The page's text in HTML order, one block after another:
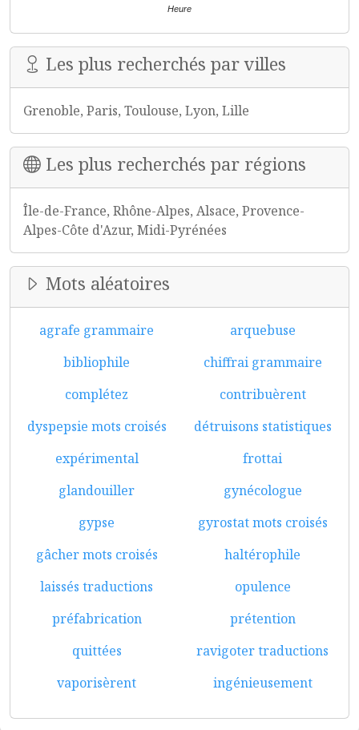
Heure
Les plus recherchés par villes
Grenoble, Paris, Toulouse, Lyon, Lille
Les plus recherchés par régions
Île-de-France, Rhône-Alpes, Alsace, Provence-
Alpes-Côte d'Azur, Midi-Pyrénées
Mots aléatoires
agrafe grammaire
arquebuse
bibliophile
chiffrai grammaire
complétez
contribuèrent
dyspepsie mots croisés
détruisons statistiques
expérimental
frottai
glandouiller
gynécologue
gypse
gyrostat mots croisés
gâcher mots croisés
haltérophile
laissés traductions
opulence
préfabrication
prétention
quittées
ravigoter traductions
vaporisèrent
ingénieusement